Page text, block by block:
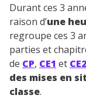
Durant ces 3
raison d’une
regroupe ces 3
parties et
de CP, CE1 et CE2
des mises en
classe.